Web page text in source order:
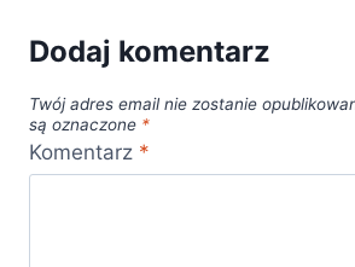
Dodaj komentarz
Twój adres email nie zostanie
są oznaczone *
Komentarz *